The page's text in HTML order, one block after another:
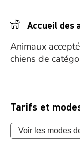
Accueil des
Animaux
chiens de
Tarifs et
Voir les modes